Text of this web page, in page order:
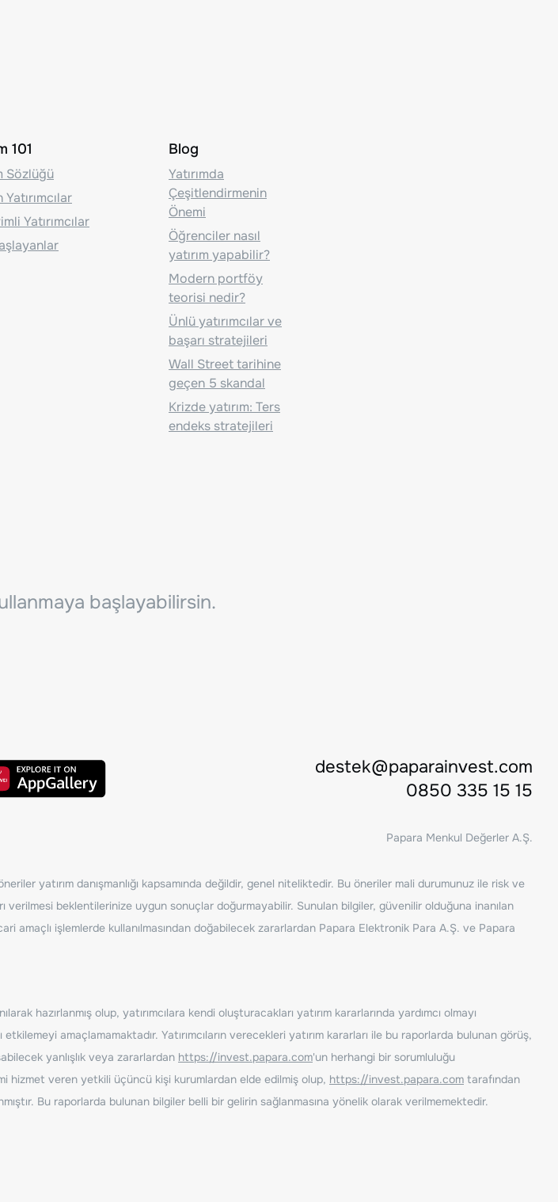
101
Sözlüğü
Yatırımcılar
Blog
Yatırımda
Çeşitlendirmenin
Önemi
Öğrenciler nasıl
yatırım yapabilir?
Modern portföy
teorisi nedir?
Ünlü yatırımcılar ve
başarı stratejileri
Wall Street tarihine
geçen 5 skandal
Krizde yatırım: Ters
endeks stratejileri
başlayabilirsin.
destek@paparainvest.com
0850 335 15 15
Papara Menkul Değerler A.Ş.
yatırım danışmanlığı kapsamında değildir, genel niteliktedir. Bu öneriler mali durumunuz ile risk ve
beklentilerinize uygun sonuçlar doğurmayabilir. Sunulan bilgiler, güvenilir olduğuna inanılan
işlemlerde kullanılmasından doğabilecek zararlardan Papara Elektronik Para A.Ş. ve Papara
hazırlanmış olup, yatırımcılara kendi oluşturacakları yatırım kararlarında yardımcı olmayı
amaçlamamaktadır. Yatırımcıların verecekleri yatırım kararları ile bu raporlarda bulunan görüş,
yanlışlık veya zararlardan https://invest.papara.com'un herhangi bir sorumluluğu
hizmet veren yetkili üçüncü kişi kurumlardan elde edilmiş olup, https://invest.papara.com tarafından
Bu raporlarda bulunan bilgiler belli bir gelirin sağlanmasına yönelik olarak verilmemektedir.